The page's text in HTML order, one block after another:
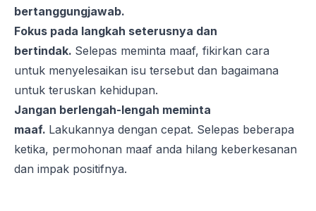
bertanggungjawab.
Fokus pada langkah seterusnya dan
bertindak. Selepas meminta maaf, fikirkan cara
untuk menyelesaikan isu tersebut dan bagaimana
untuk teruskan kehidupan.
Jangan berlengah-lengah meminta
maaf. Lakukannya dengan cepat. Selepas beberapa
ketika, permohonan maaf anda hilang keberkesanan
dan impak positifnya.